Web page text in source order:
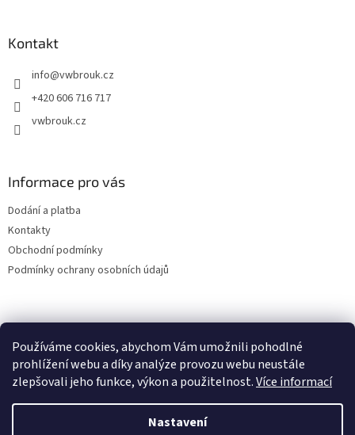
Používáme cookies, abychom Vám umožnili pohodlné
prohlížení webu a díky analýze provozu webu neustále
zlepšovali jeho funkce, výkon a použitelnost.Více informací
Nastavení
Kontakt
info@vwbrouk.cz
+420 606 716 717
vwbrouk.cz
Informace pro vás
Dodání a platba
Kontakty
Obchodní podmínky
Podmínky ochrany osobních údajů
Vytvořil Shoptet